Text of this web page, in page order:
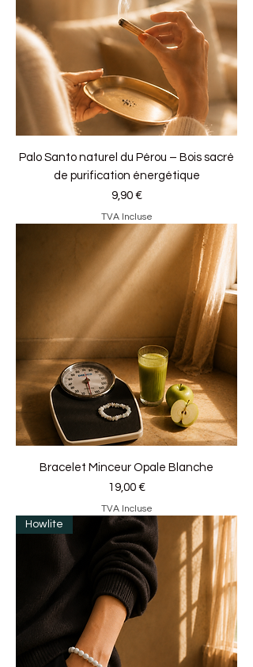
Palo Santo naturel du Pérou – Bois sacré
de purification énergétique
Prix
9,90 €
TVA Incluse
Bracelet Minceur Opale Blanche
Prix
19,00 €
TVA Incluse
Howlite